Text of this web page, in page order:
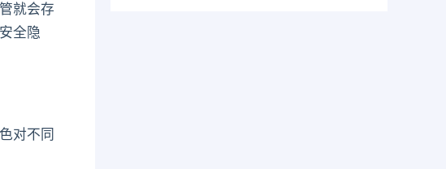
就会存
全隐
对不同